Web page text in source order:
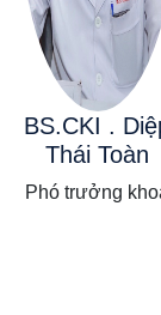
BS.CKI . Diệp
Thái Toàn